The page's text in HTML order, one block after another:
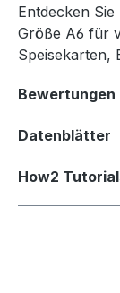
Entdecken
Größe A6 für
Speisekarten,
Bewertungen
Datenblätter
How2